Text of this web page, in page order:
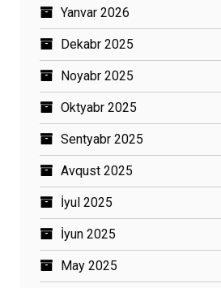
Yanvar 2026
Dekabr 2025
Noyabr 2025
Oktyabr 2025
Sentyabr 2025
Avqust 2025
İyul 2025
İyun 2025
May 2025